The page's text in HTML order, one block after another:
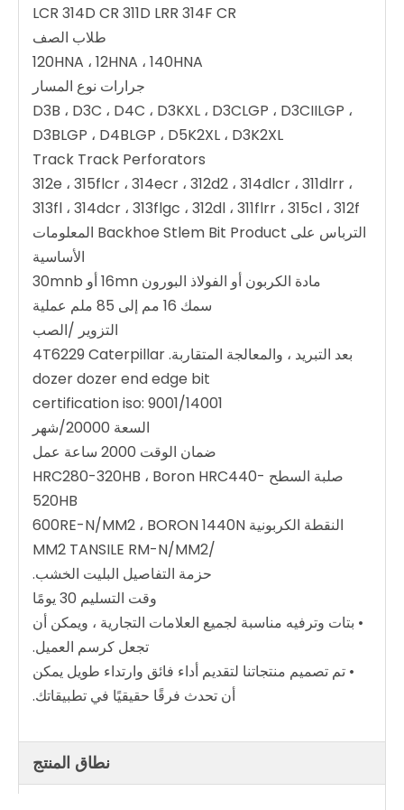
LCR 314D CR 311D LRR 314F CR
طلاب الصف
120HNA ، 12HNA ، 140HNA
جرارات نوع المسار
D3B ، D3C ، D4C ، D3KXL ، D3CLGP ، D3CIILGP ،
D3BLGP ، D4BLGP ، D5K2XL ، D3K2XL
Track Track Perforators
312e ، 315flcr ، 314ecr ، 312d2 ، 314dlcr ، 311dlrr ،
313fl ، 314dcr ، 313flgc ، 312dl ، 311flrr ، 315cl ، 312f
الترباس على Backhoe Stlem Bit Product المعلومات
الأساسية
مادة الكربون أو الفولاذ البورون 16mn أو 30mnb
سمك 16 مم إلى 85 ملم عملية
التزوير /الصب
بعد التبريد ، والمعالجة المتقاربة. 4T6229 Caterpillar
dozer dozer end edge bit
certification iso: 9001/14001
السعة 20000/شهر
ضمان الوقت 2000 ساعة عمل
صلبة السطح HRC280-320HB ، Boron HRC440-
520HB
النقطة الكربونية 600RE-N/MM2 ، BORON 1440N
/MM2 TANSILE RM-N/MM2
حزمة التفاصيل البليت الخشب.
وقت التسليم 30 يومًا
• بتات وترفيه مناسبة لجميع العلامات التجارية ، ويمكن أن
تجعل كرسم العميل.
• تم تصميم منتجاتنا لتقديم أداء فائق وارتداء طويل يمكن
أن تحدث فرقًا حقيقيًا في تطبيقاتك.
نطاق المنتج